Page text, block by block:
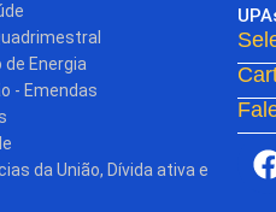
Energia
- Emendas
da União, Dívida ativa e